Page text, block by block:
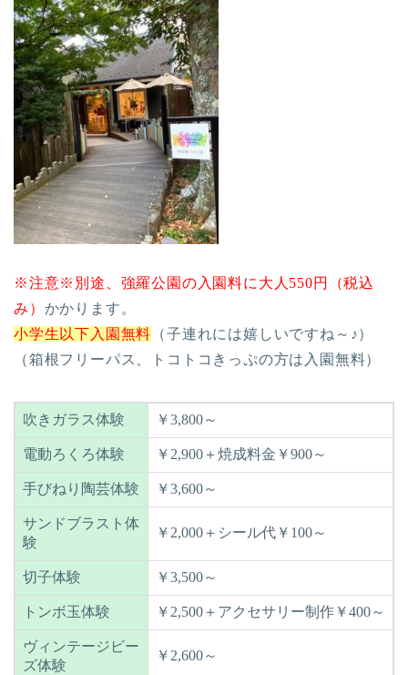
※注意※別途、強羅公園の入園料に大人550円（税込
み） かかります。
小学生以下入園無料 （子連れには嬉しいですね～♪）
（箱根フリーパス、トコトコきっぷの方は入園無料）
吹きガラス体験 ￥3,800～
電動ろくろ体験 ￥2,900＋焼成料金￥900～
手びねり陶芸体験 ￥3,600～
サンドブラスト体
験
￥2,000＋シール代￥100～
切子体験 ￥3,500～
トンボ玉体験 ￥2,500＋アクセサリー制作￥400～
ヴィンテージビー
ズ体験
￥2,600～